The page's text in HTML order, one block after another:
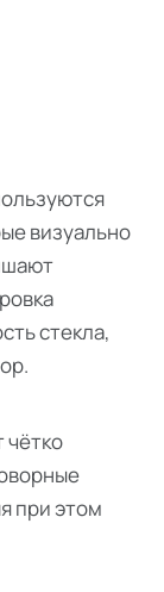
визуально
стекла,
чётко
при этом